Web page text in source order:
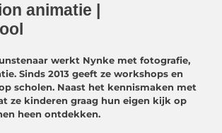
animatie |
werkt Nynke met fotografie,
Sinds 2013 geeft ze workshops en
scholen. Naast het kennismaken met
ze kinderen graag hun eigen kijk op
heen ontdekken.